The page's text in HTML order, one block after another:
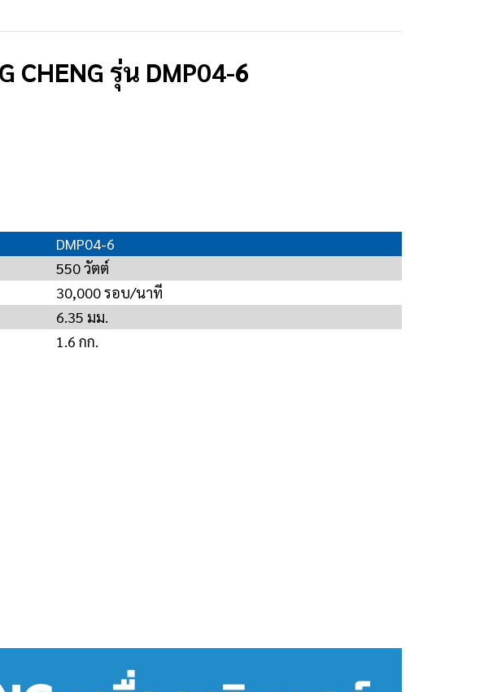
รุ่น DMP04-6
DMP04-6
550 วัตต์
30,000 รอบ/นาที
6.35 มม.
1.6 กก.